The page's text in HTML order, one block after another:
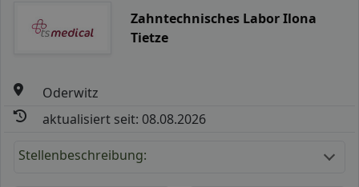
Zahntechnisches Labor Ilona
Tietze
Oderwitz
aktualisiert seit: 08.08.2026
Stellenbeschreibung: